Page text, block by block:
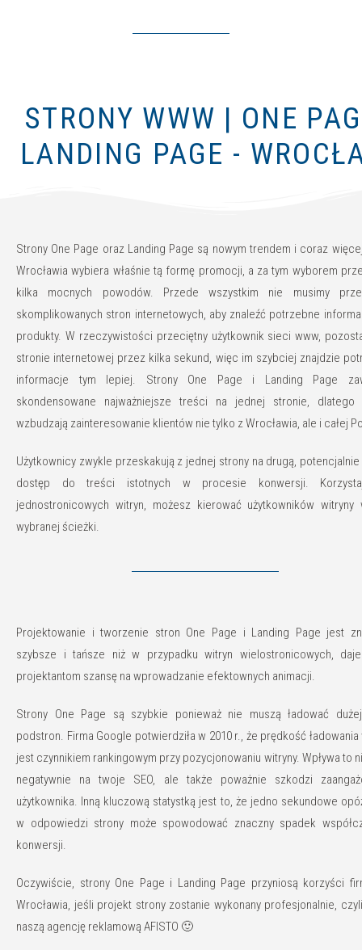
STRONY WWW | ONE
LANDING PAGE -
Strony One Page oraz Landing Page są nowym trendem i coraz
Wrocławia wybiera właśnie tą formę promocji, a za tym wyborem
kilka mocnych powodów. Przede wszystkim nie musimy
skomplikowanych stron internetowych, aby znaleźć potrzebne
produkty. W rzeczywistości przeciętny użytkownik sieci www,
stronie internetowej przez kilka sekund, więc im szybciej znajdzie
informacje tym lepiej. Strony One Page i Landing Page
skondensowane najważniejsze treści na jednej stronie, dlatego
wzbudzają zainteresowanie klientów nie tylko z Wrocławia, ale i całej
Użytkownicy zwykle przeskakują z jednej strony na drugą,
dostęp do treści istotnych w procesie konwersji.
jednostronicowych witryn, możesz kierować użytkowników witryny
wybranej ścieżki.
Projektowanie i tworzenie stron One Page i Landing Page jest
szybsze i tańsze niż w przypadku witryn wielostronicowych,
projektantom szansę na wprowadzanie efektownych animacji.
Strony One Page są szybkie ponieważ nie muszą ładować
podstron. Firma Google potwierdziła w 2010 r., że prędkość ładowania
jest czynnikiem rankingowym przy pozycjonowaniu witryny. Wpływa to
negatywnie na twoje SEO, ale także poważnie szkodzi
użytkownika. Inną kluczową statystką jest to, że jedno sekundowe
w odpowiedzi strony może spowodować znaczny spadek
konwersji.
Oczywiście, strony One Page i Landing Page przyniosą korzyści
Wrocławia, jeśli projekt strony zostanie wykonany profesjonalnie,
naszą agencję reklamową AFISTO 🙂